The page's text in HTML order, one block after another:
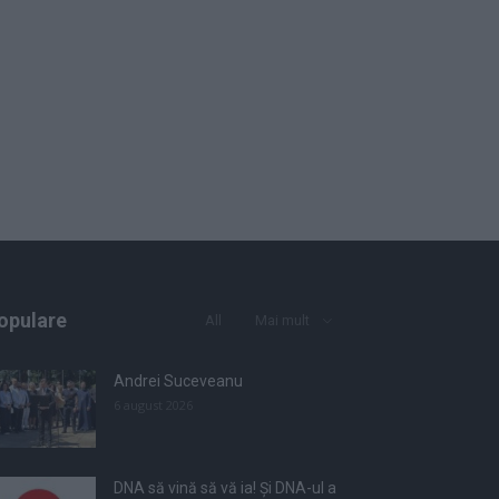
Andrei Suceveanu
DNA să vină să vă ia! Și DNA-ul a